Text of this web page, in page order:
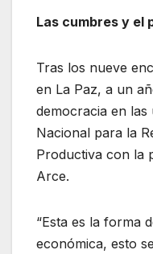
Las cumbres y el
Tras los nueve
en La Paz, a un
democracia en
Nacional para la
Productiva con la
Arce.
“Esta es la forma
económica, esto